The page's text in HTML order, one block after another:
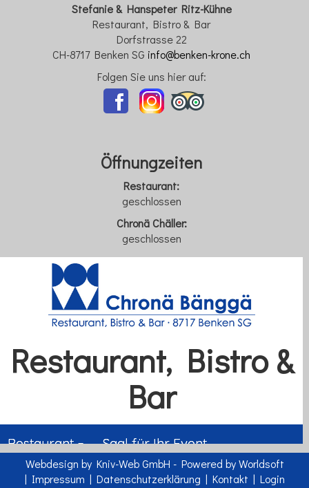
Stefanie & Hanspeter Ritz-Kühne
Restaurant, Bistro & Bar
Dorfstrasse 22
CH-8717 Benken SG info@benken-krone.ch
Folgen Sie uns hier auf:
Öffnungzeiten
Restaurant:
geschlossen
Chronä Chäller:
geschlossen
Webdesign by Kniv-Web GmbH - Powered by Worldsoft
| Impressum | Datenschutzerklärung | Kontakt | Login